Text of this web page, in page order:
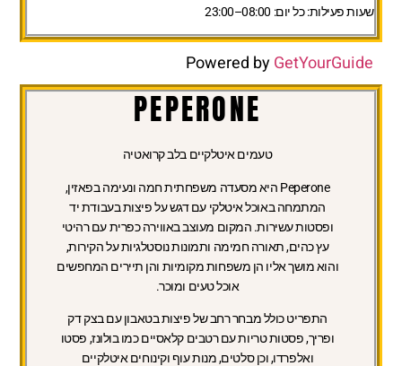
שעות פעילות:כל יום: 08:00–23:00
Powered byGetYourGuide
PEPERONE
טעמים איטלקיים בלב קרואטיה
Peperone היא מסעדה משפחתית חמה ונעימה בפאזין,
המתמחה באוכל איטלקי עם דגש על פיצות בעבודת יד
ופסטות עשירות. המקום מעוצב באווירה כפרית עם רהיטי
עץ כהים, תאורה חמימה ותמונות נוסטלגיות על הקירות,
והוא מושך אליו הן משפחות מקומיות והן תיירים המחפשים
אוכל טעים ומוכר.
התפריט כולל מבחר רחב של פיצות בטאבון עם בצק דק
ופריך, פסטות טריות עם רטבים קלאסיים כמו בולונז, פסטו
ואלפרדו, וכן סלטים, מנות עוף וקינוחים איטלקיים